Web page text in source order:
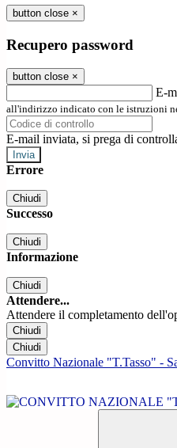
button close ×
Recupero password
button close ×
E-
all'indirizzo indicato con le istruzioni
E-mail inviata, si prega di
Errore
Chiudi
Successo
Chiudi
Informazione
Chiudi
Attendere...
Attendere il completamento
Chiudi
Chiudi
Convitto Nazionale "T.Tasso" -